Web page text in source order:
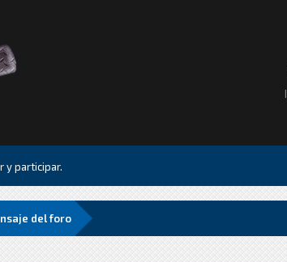
y participar.
del foro